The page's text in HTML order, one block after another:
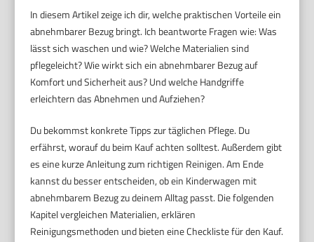
In diesem Artikel zeige ich dir, welche praktischen Vorteile ein
abnehmbarer Bezug bringt. Ich beantworte Fragen wie: Was
lässt sich waschen und wie? Welche Materialien sind
pflegeleicht? Wie wirkt sich ein abnehmbarer Bezug auf
Komfort und Sicherheit aus? Und welche Handgriffe
erleichtern das Abnehmen und Aufziehen?
Du bekommst konkrete Tipps zur täglichen Pflege. Du
erfährst, worauf du beim Kauf achten solltest. Außerdem gibt
es eine kurze Anleitung zum richtigen Reinigen. Am Ende
kannst du besser entscheiden, ob ein Kinderwagen mit
abnehmbarem Bezug zu deinem Alltag passt. Die folgenden
Kapitel vergleichen Materialien, erklären
Reinigungsmethoden und bieten eine Checkliste für den Kauf.